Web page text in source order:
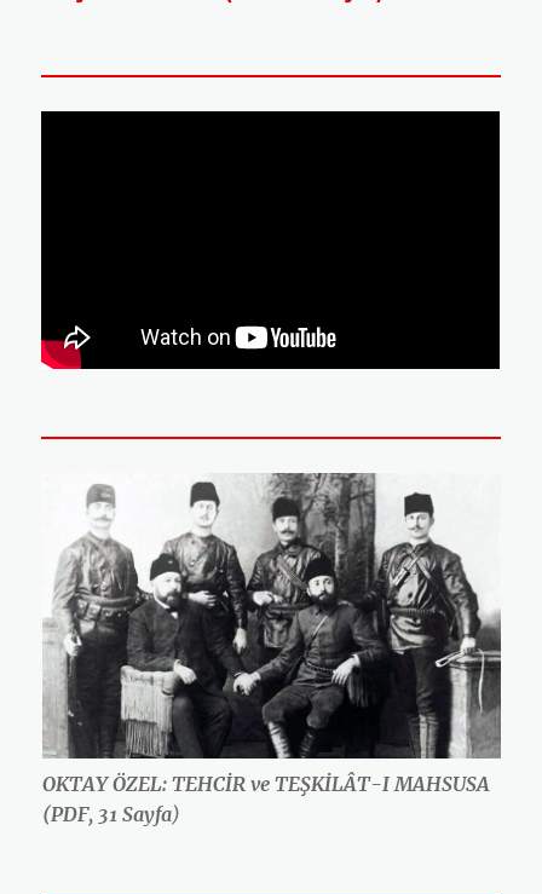
OKTAY ÖZEL: TEHCİR ve TEŞKİLÂT-I MAHSUSA
(PDF, 31 Sayfa)